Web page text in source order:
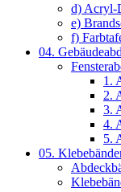
d) Acryl-
e)
f)
04.
1.
2.
3.
4.
5.
05.